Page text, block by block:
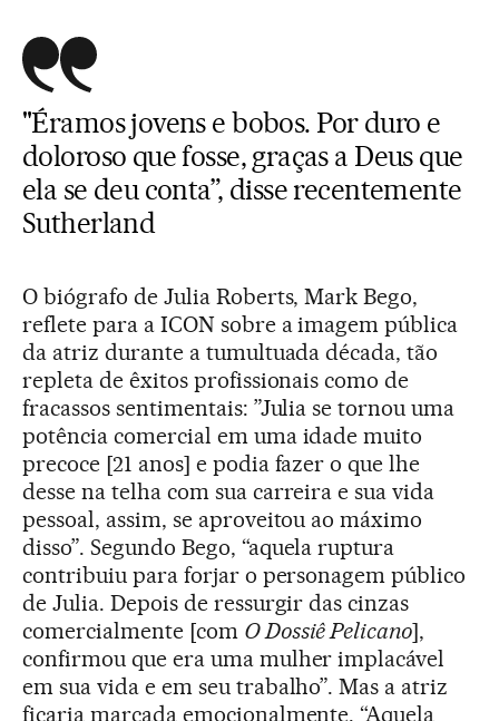
"Éramos jovens e bobos. Por duro e
doloroso que fosse, graças a Deus que
ela se deu conta”, disse recentemente
Sutherland
O biógrafo de Julia Roberts, Mark Bego,
reflete para a ICON sobre a imagem pública
da atriz durante a tumultuada década, tão
repleta de êxitos profissionais como de
fracassos sentimentais: ”Julia se tornou uma
potência comercial em uma idade muito
precoce [21 anos] e podia fazer o que lhe
desse na telha com sua carreira e sua vida
pessoal, assim, se aproveitou ao máximo
disso”. Segundo Bego, “aquela ruptura
contribuiu para forjar o personagem público
de Julia. Depois de ressurgir das cinzas
comercialmente [com O Dossiê Pelicano],
confirmou que era uma mulher implacável
em sua vida e em seu trabalho”. Mas a atriz
ficaria marcada emocionalmente. “Aquela